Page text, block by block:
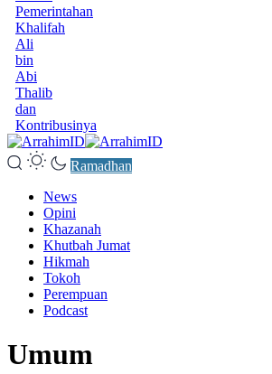
Pemerintahan
Khalifah
Ali
bin
Abi
Thalib
dan
Kontribusinya
Ramadhan
News
Opini
Khazanah
Khutbah Jumat
Hikmah
Tokoh
Perempuan
Podcast
Umum